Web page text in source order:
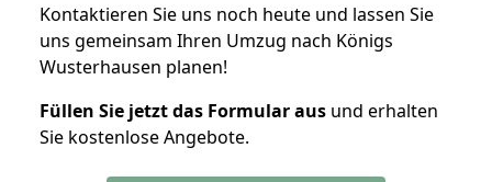
Kontaktieren Sie uns noch heute und lassen Sie
uns gemeinsam Ihren Umzug nach Königs
Wusterhausen planen!
Füllen Sie jetzt das Formular aus und erhalten
Sie kostenlose Angebote.